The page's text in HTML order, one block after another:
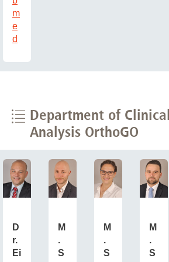
m
e
d
Department of
Analysis OrthoGO
D
r.
Ei
M
.
S
M
.
S
M
.
S